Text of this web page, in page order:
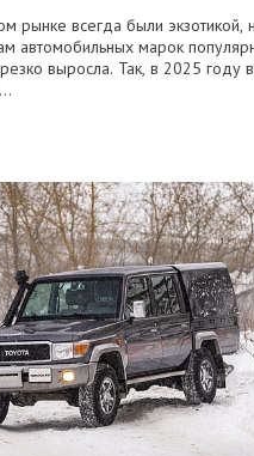
рынке всегда были экзотикой,
автомобильных марок
выросла. Так, в 2025 году